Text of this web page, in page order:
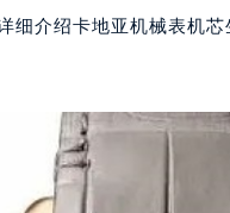
细介绍卡地亚机械表机